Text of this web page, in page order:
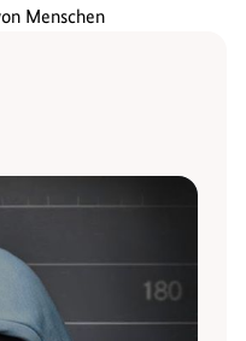
Menschen